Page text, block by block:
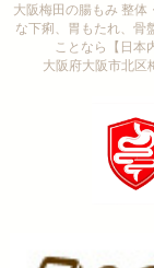
大阪梅田の腸もみ 整体
な下痢、胃もたれ、骨
ことなら【日本
大阪府大阪市北